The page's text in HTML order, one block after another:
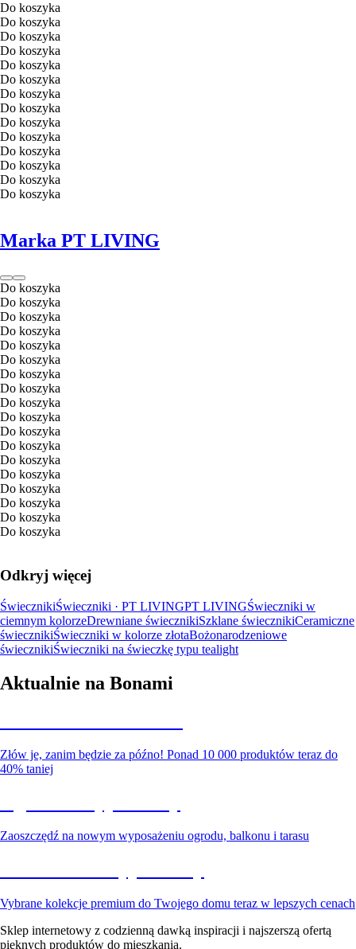
Do koszyka
Do koszyka
Do koszyka
Do koszyka
Do koszyka
Do koszyka
Do koszyka
Do koszyka
Do koszyka
Do koszyka
Do koszyka
Do koszyka
Do koszyka
Do koszyka
Marka PT LIVING
Do koszyka
Do koszyka
Do koszyka
Do koszyka
Do koszyka
Do koszyka
Do koszyka
Do koszyka
Do koszyka
Do koszyka
Do koszyka
Do koszyka
Do koszyka
Do koszyka
Do koszyka
Do koszyka
Do koszyka
Do koszyka
Odkryj więcej
ŚwiecznikiŚwieczniki · PT LIVINGPT LIVINGŚwieczniki w
ciemnym kolorzeDrewniane świecznikiSzklane świecznikiCeramiczne
świecznikiŚwieczniki w kolorze złotaBożonarodzeniowe
świecznikiŚwieczniki na świeczkę typu tealight
Aktualnie na Bonami
Złów je, zanim będzie za późno! Ponad 10 000 produktów teraz do
40% taniej
Zaoszczędź na nowym wyposażeniu ogrodu, balkonu i tarasu
Vybrane kolekcje premium do Twojego domu teraz w lepszych cenach
Sklep internetowy z codzienną dawką inspiracji i najszerszą ofertą
pięknych produktów do mieszkania.